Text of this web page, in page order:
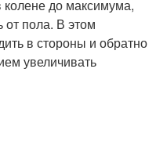
колене до максимума,
от пола. В этом
в стороны и обратно
увеличивать